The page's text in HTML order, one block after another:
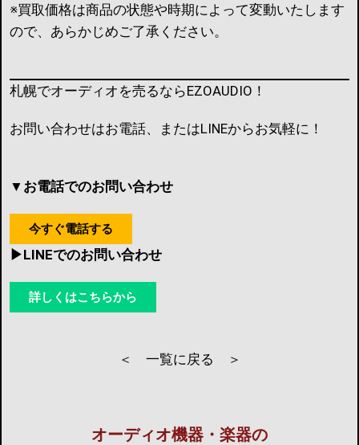
※買取価格は商品の状態や時期によって変動いたします
ので、あらかじめご了承ください。
札幌でオーディオを売るならEZOAUDIO！
お問い合わせはお電話、またはLINEからお気軽に！
▼お電話でのお問い合わせ
今すぐ電話する
▶︎LINEでのお問い合わせ
詳しくはこちらから
＜ 一覧に戻る ＞
オーディオ機器・楽器の